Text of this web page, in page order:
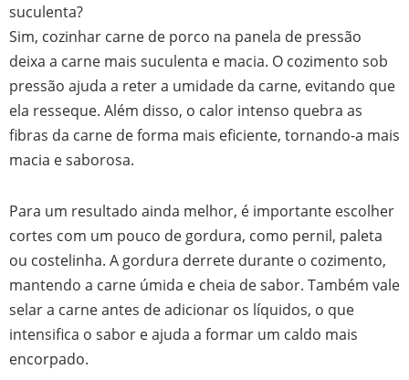
suculenta?
Sim, cozinhar carne de porco na panela de pressão
deixa a carne mais suculenta e macia. O cozimento sob
pressão ajuda a reter a umidade da carne, evitando que
ela resseque. Além disso, o calor intenso quebra as
fibras da carne de forma mais eficiente, tornando-a mais
macia e saborosa.
Para um resultado ainda melhor, é importante escolher
cortes com um pouco de gordura, como pernil, paleta
ou costelinha. A gordura derrete durante o cozimento,
mantendo a carne úmida e cheia de sabor. Também vale
selar a carne antes de adicionar os líquidos, o que
intensifica o sabor e ajuda a formar um caldo mais
encorpado.